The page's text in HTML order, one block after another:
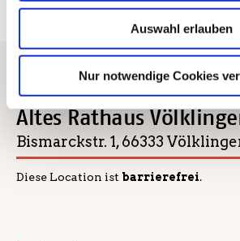
Auswahl erlauben
Nur notwendige Cookies
Location
Altes Rathaus
Bismarckstr. 1, 66333
Diese Location ist barrierefrei.